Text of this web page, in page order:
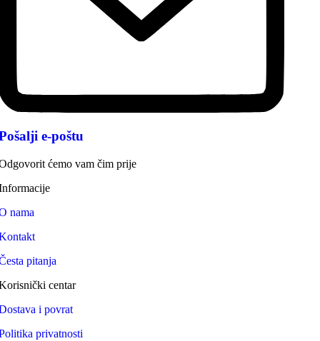
e-poštu
ćemo vam čim prije
nama
pitanja
centar
i povrat
privatnosti